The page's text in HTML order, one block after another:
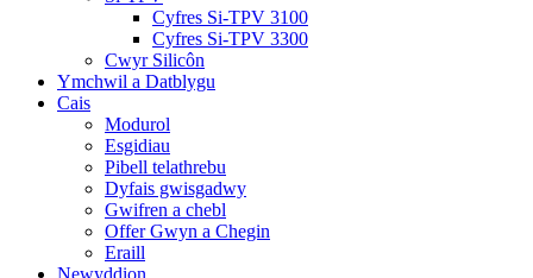
Cyfres Si-TPV 3100
Cyfres Si-TPV 3300
Cwyr Silicôn
Ymchwil a Datblygu
Cais
Modurol
Esgidiau
Pibell telathrebu
Dyfais gwisgadwy
Gwifren a chebl
Offer Gwyn a Chegin
Eraill
Newyddion